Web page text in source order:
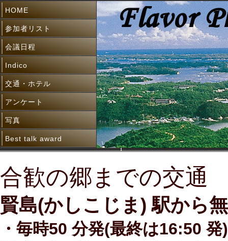
HOME
参加者リスト
会議日程
Indico
交通・ホテル
アンケート
写真
Best talk award
合歓の郷までの交通
賢島(かしこじま) 駅から
・毎時50 分発(最終は16:50